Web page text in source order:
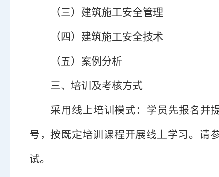
（三） 建筑施工安全管理
（四） 建筑施工安全技术
（五） 案例分析
三、培训及考核方式
采用线上培训模式：学员先报名并
号 ，按既定培训课程开展线上学习。请
试。